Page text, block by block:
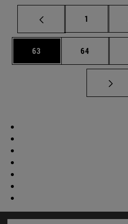
Página
1
Página
63 Página
64